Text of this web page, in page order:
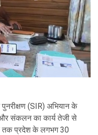
(SIR) अभियान के
संकलन का कार्य तेजी से
तक प्रदेश के लगभग 30